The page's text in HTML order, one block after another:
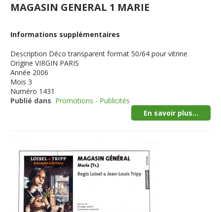
MAGASIN GENERAL 1 MARIE
Informations supplémentaires
Description Déco transparent format 50/64 pour vitrine
Origine VIRGIN PARIS
Année 2006
Mois 3
Numéro 1431
Publié dans Promotions - Publicités
En savoir plus...